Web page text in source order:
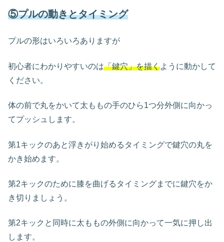
⑤プルの動きとタイミング
プルの形はいろいろありますが
初心者にわかりやすいのは「鍵穴」を描くように動かして
ください。
体の前で丸をかいて太ももの手のひら1つ分外側に向かっ
てプッシュします。
第1キックのあと浮きがり始めるタイミングで鍵穴の丸を
かき始めます。
第2キックのために膝を曲げるタイミングまでに鍵穴をか
き切りましょう。
第2キックと同時に太ももの外側に向かって一気に押し出
します。